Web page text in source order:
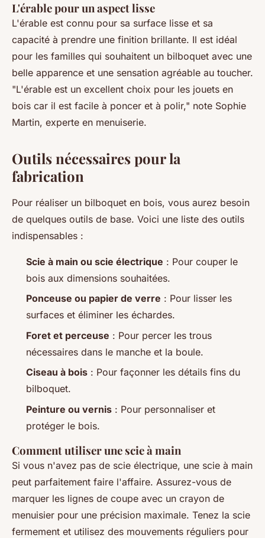
L'érable pour un aspect lisse
L'érable est connu pour sa surface lisse et sa
capacité à prendre une finition brillante. Il est idéal
pour les familles qui souhaitent un bilboquet avec une
belle apparence et une sensation agréable au toucher.
"L'érable est un excellent choix pour les jouets en
bois car il est facile à poncer et à polir," note Sophie
Martin, experte en menuiserie.
Outils nécessaires pour la
fabrication
Pour réaliser un bilboquet en bois, vous aurez besoin
de quelques outils de base. Voici une liste des outils
indispensables :
Scie à main ou scie électrique : Pour couper le
bois aux dimensions souhaitées.
Ponceuse ou papier de verre : Pour lisser les
surfaces et éliminer les échardes.
Foret et perceuse : Pour percer les trous
nécessaires dans le manche et la boule.
Ciseau à bois : Pour façonner les détails fins du
bilboquet.
Peinture ou vernis : Pour personnaliser et
protéger le bois.
Comment utiliser une scie à main
Si vous n'avez pas de scie électrique, une scie à main
peut parfaitement faire l'affaire. Assurez-vous de
marquer les lignes de coupe avec un crayon de
menuisier pour une précision maximale. Tenez la scie
fermement et utilisez des mouvements réguliers pour